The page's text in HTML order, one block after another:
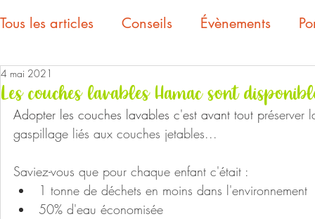
Tous les articles Conseils Évènements
Les couches lavables Hamac sont
4 mai 2021
Adopter les couches lavables c'est avant tout préserver
gaspillage liés aux couches jetables...
Saviez-vous que pour chaque enfant c'était :
1 tonne de déchets en moins dans l'environnement
50% d'eau économisée